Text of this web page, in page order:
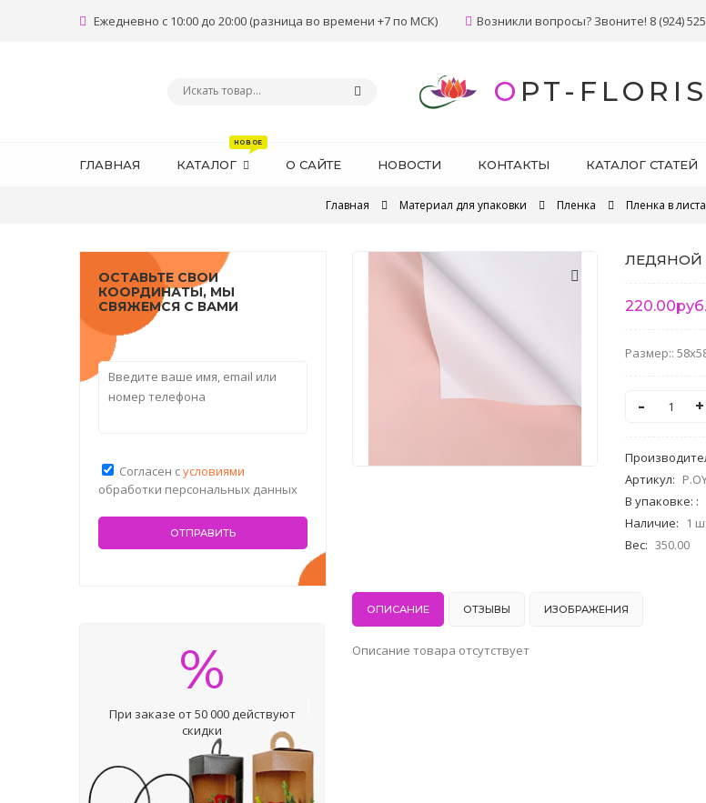
Ежедневно с 10:00 до 20:00 (разница во времени +7 по МСК) Возникли вопросы? Звоните! 8 (924)
OPT-
ГЛАВНАЯ КАТАЛОГ О САЙТЕ НОВОСТИ КОНТАКТЫ КАТАЛОГ СТАТЕЙ
Главная Материал для упаковки Пленка Пленка в
ЛЕДЯНОЙ
220.00руб.
Размер::
- +
Артикул:
В упаковке: :
Наличие:
1
Вес: 350.00
ОПИСАНИЕ ОТЗЫВЫ ИЗОБРАЖЕНИЯ
Описание товара отсутствует
ОСТАВЬТЕ СВОИ
КООРДИНАТЫ, МЫ
СВЯЖЕМСЯ С ВАМИ
Согласен сусловиями
обработки персональных данных
%
При заказе от 50 000 действуют
скидки